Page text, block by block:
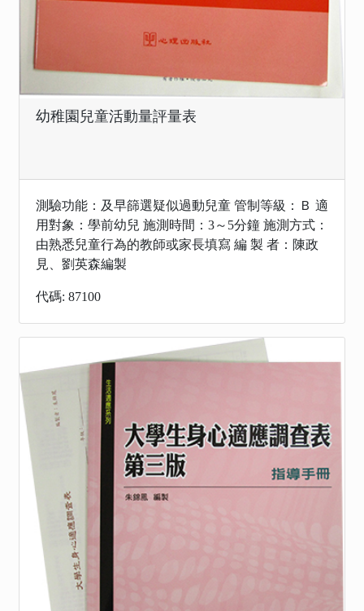
幼稚園兒童活動量評量表
測驗功能：及早篩選疑似過動兒童 管制等級：Ｂ 適
用對象：學前幼兒 施測時間：3～5分鐘 施測方式：
由熟悉兒童行為的教師或家長填寫 編 製 者：陳政
見、劉英森編製
代碼: 87100